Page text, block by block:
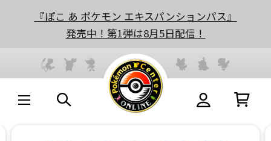
『ぽこ あ ポケモン エキスパンションパス』
発売中！第1弾は8月5日配信！